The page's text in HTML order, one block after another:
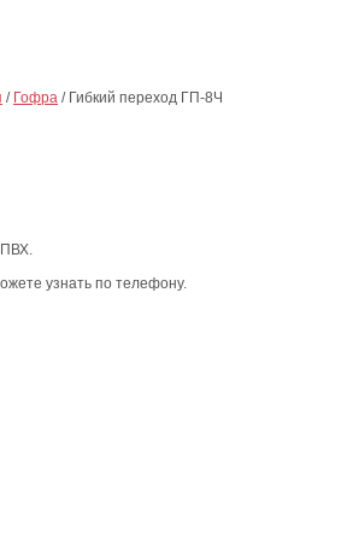
/ Гофра / Гибкий переход ГП-8Ч
ПВХ.
узнать по телефону.